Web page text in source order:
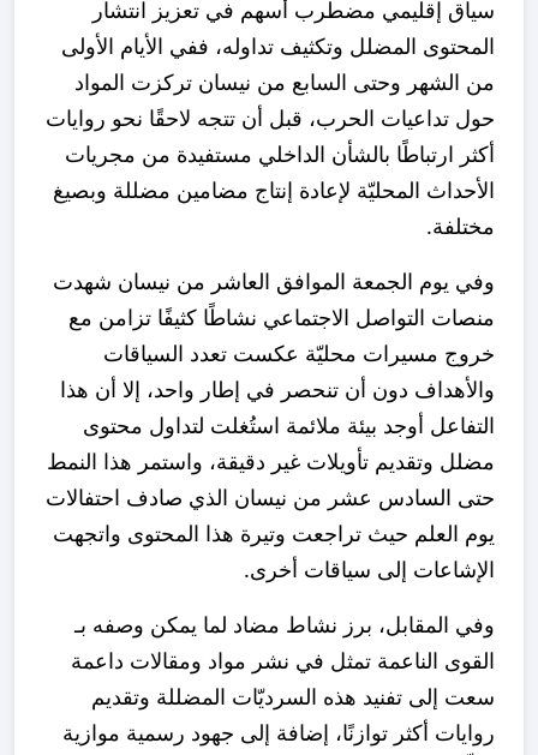
سياق إقليمي مضطرب أسهم في تعزيز انتشار
المحتوى المضلل وتكثيف تداوله، ففي الأيام الأولى
من الشهر وحتى السابع من نيسان تركزت المواد
حول تداعيات الحرب، قبل أن تتجه لاحقًا نحو روايات
أكثر ارتباطًا بالشأن الداخلي مستفيدة من مجريات
الأحداث المحليّة لإعادة إنتاج مضامين مضللة وبصيغ
مختلفة.
وفي يوم الجمعة الموافق العاشر من نيسان شهدت
منصات التواصل الاجتماعي نشاطًا كثيفًا تزامن مع
خروج مسيرات محليّة عكست تعدد السياقات
والأهداف دون أن تنحصر في إطار واحد، إلا أن هذا
التفاعل أوجد بيئة ملائمة استُغلت لتداول محتوى
مضلل وتقديم تأويلات غير دقيقة، واستمر هذا النمط
حتى السادس عشر من نيسان الذي صادف احتفالات
يوم العلم حيث تراجعت وتيرة هذا المحتوى واتجهت
الإشاعات إلى سياقات أخرى.
وفي المقابل، برز نشاط مضاد لما يمكن وصفه بـ
القوى الناعمة تمثل في نشر مواد ومقالات داعمة
سعت إلى تفنيد هذه السرديّات المضللة وتقديم
روايات أكثر توازنًا، إضافة إلى جهود رسمية موازية